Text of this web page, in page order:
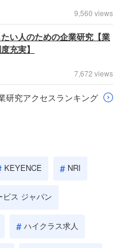
9,560 views
い人のための企業研究【業
充実】
7,672 views
研究アクセスランキング
KEYENCE NRI
ス ジャパン
ハイクラス求人